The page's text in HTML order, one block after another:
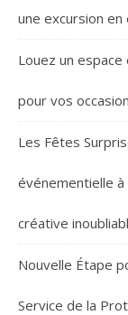
une excursion
Louez un
pour vos
Les Fêtes
événementielle
créative
Nouvelle Étape
Service de la